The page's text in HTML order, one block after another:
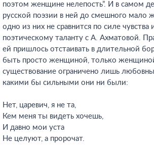
поэтом женщине нелепость”. И в самом
русской поэзии в ней до смешного мало
одно из них не сравнится по силе
поэтическому таланту с А. Ахматовой.
ей пришлось отстаивать в длительной
быть просто женщиной, только
существование ограничено лишь
какими бы сильными они ни были:
Нет, царевич, я не та,
Кем меня ты видеть хочешь,
И давно мои уста
Не целуют, а пророчат.